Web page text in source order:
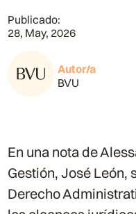
Publicado:
28, May, 2026
Autor/a
BVU
En una nota de
Gestión, José León,
Derecho